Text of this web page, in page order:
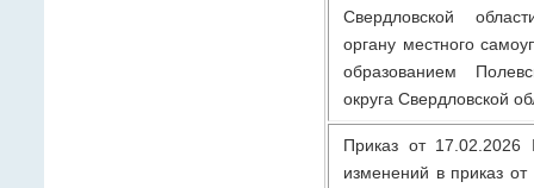
Свердловской
органу местного
образованием
округа Свердловской
Приказ от
изменений в приказ